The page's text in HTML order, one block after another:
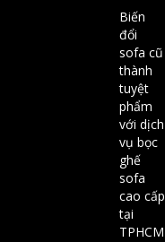
Biến
đổi
sofa cũ
thành
tuyệt
phẩm
với dịch
vụ bọc
ghế
sofa
cao cấp
tại
TPHCM